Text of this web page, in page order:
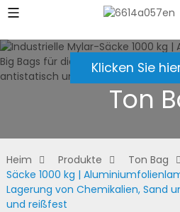
Klicken Sie
Ton
Heim Produkte Ton Bag
Säcke 1000 kg |
Lagerung von Chemikalien, Sand
und reißfest